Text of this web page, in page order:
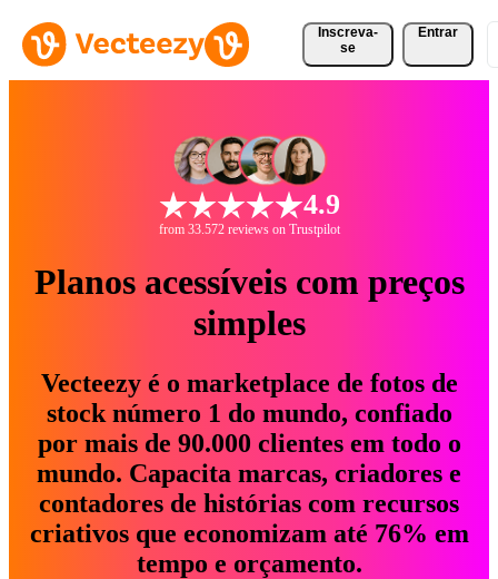
Inscreva-
se
Entrar
4.9
from 33.572 reviews on Trustpilot
Planos acessíveis com preços
simples
Vecteezy é o marketplace de fotos de
stock número 1 do mundo, confiado
por mais de 90.000 clientes em todo o
mundo. Capacita marcas, criadores e
contadores de histórias com recursos
criativos que economizam até 76% em
tempo e orçamento.